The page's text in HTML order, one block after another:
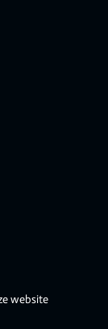
website